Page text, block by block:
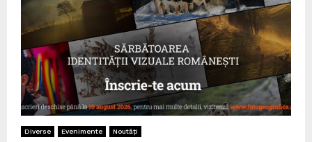
Diverse Evenimente Noutăți